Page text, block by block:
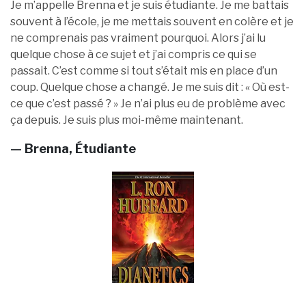
Je m’appelle Brenna et je suis étudiante. Je me battais
souvent à l’école, je me mettais souvent en colère et je
ne comprenais pas vraiment pourquoi. Alors j’ai lu
quelque chose à ce sujet et j’ai compris ce qui se
passait. C’est comme si tout s’était mis en place d’un
coup. Quelque chose a changé. Je me suis dit : « Où est-
ce que c’est passé ? » Je n’ai plus eu de problème avec
ça depuis. Je suis plus moi-même maintenant.
— Brenna, Étudiante